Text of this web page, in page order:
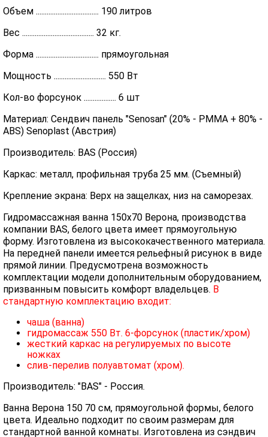
Объем ................................... 190 литров
Вес ........................................ 32 кг.
Форма ................................... прямоугольная
Мощность ............................. 550 Вт
Кол-во форсунок .................. 6 шт
Материал: Сендвич панель "Senosan" (20% - PMMA + 80% -
ABS) Senoplast (Австрия)
Производитель: BAS (Россия)
Каркас: металл, профильная труба 25 мм. (Съемный)
Крепление экрана: Верх на защелках, низ на саморезах.
Гидромассажная ванна 150х70 Верона, производства
компании BAS, белого цвета имеет прямоугольную
форму. Изготовлена из высококачественного материала.
На передней панели имеется рельефный рисунок в виде
прямой линии. Предусмотрена возможность
комплектации модели дополнительным оборудованием,
призванным повысить комфорт владельцев. В
стандартную комплектацию входит:
чаша (ванна)
гидромассаж 550 Вт. 6-форсунок (пластик/хром)
жесткий каркас на регулируемых по высоте
ножках
слив-перелив полуавтомат (хром).
Производитель: "BAS" - Россия.
Ванна Верона 150 70 см, прямоугольной формы, белого
цвета. Идеально подходит по своим размерам для
стандартной ванной комнаты. Изготовлена из сэндвич